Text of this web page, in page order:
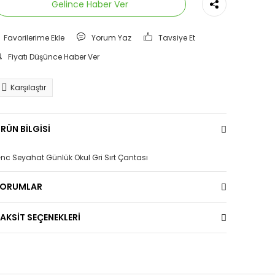
Gelince Haber Ver
Yorum Yaz
Tavsiye Et
Fiyatı Düşünce Haber Ver
Karşılaştır
BİLGİSİ
Seyahat Günlük Okul Gri Sırt Çantası
SEÇENEKLERİ